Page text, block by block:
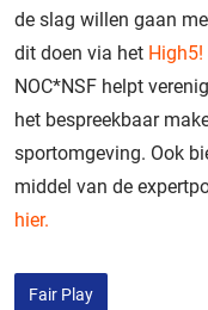
de slag willen gaan
dit doen via het
NOC*NSF helpt
het bespreekbaar
sportomgeving. Ook
middel van de
hier.
Fair Play